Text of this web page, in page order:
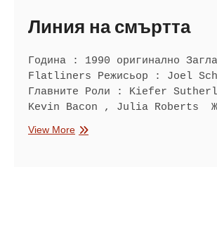
Линия на смъртта
Година : 1990 оригинално
Flatliners Режисьор : Joel
Главните Роли : Kiefer
Kevin Bacon , Julia Roberts
View MoreЛиния